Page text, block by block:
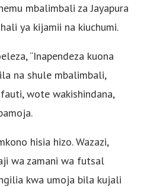
mbalimbali za Jayapura
ya kijamii na kiuchumi.
“Inapendeza kuona
na shule mbalimbali,
wote wakishindana,
hisia hizo. Wazazi,
wa zamani wa futsal
kwa umoja bila kujali